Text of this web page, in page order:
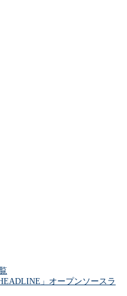
」オープンソースラ